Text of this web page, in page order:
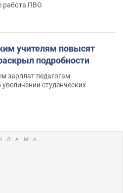
работа ПВО
учителям повысят
подробности
зарплат педагогам
студенческих